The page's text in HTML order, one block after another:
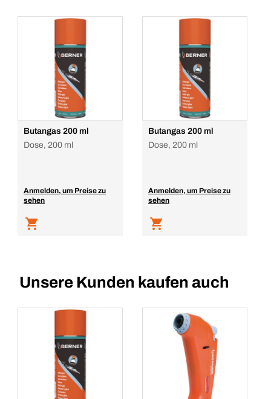
Butangas 200 ml
Dose, 200 ml
Anmelden, um Preise zu
sehen
Butangas 200 ml
Dose, 200 ml
Anmelden, um Preise zu
sehen
Unsere Kunden kaufen auch